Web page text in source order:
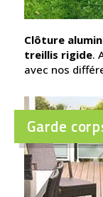
Clôture
treillis rigide.
avec nos
Garde